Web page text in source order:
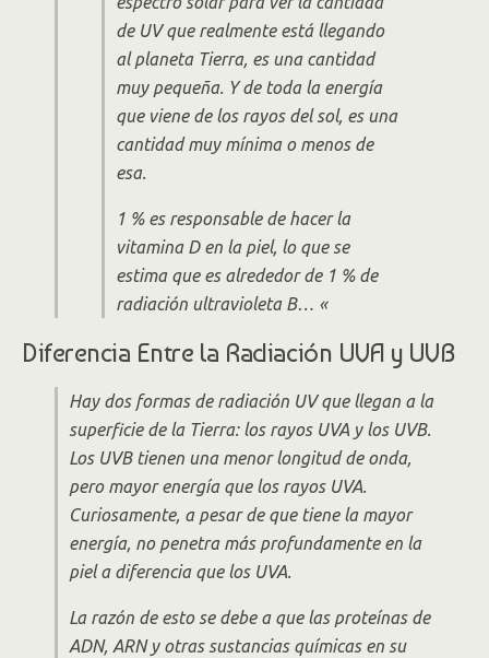
de UV que realmente está llegando
al planeta Tierra, es una cantidad
muy pequeña. Y de toda la energía
que viene de los rayos del sol, es una
cantidad muy mínima o menos de
esa.
1 % es responsable de hacer la
vitamina D en la piel, lo que se
estima que es alrededor de 1 % de
radiación ultravioleta B… «
Diferencia Entre la Radiación UVA y UVB
Hay dos formas de radiación UV que llegan a la
superficie de la Tierra: los rayos UVA y los UVB.
Los UVB tienen una menor longitud de onda,
pero mayor energía que los rayos UVA.
Curiosamente, a pesar de que tiene la mayor
energía, no penetra más profundamente en la
piel a diferencia que los UVA.
La razón de esto se debe a que las proteínas de
ADN, ARN y otras sustancias químicas en su